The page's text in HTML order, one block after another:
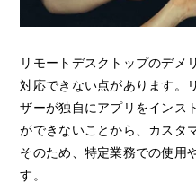
リモートデスクトップのデメ
対応できない点があります。
ザーが独自にアプリをインス
ができないことから、カスタ
そのため、特定業務での使用
す。